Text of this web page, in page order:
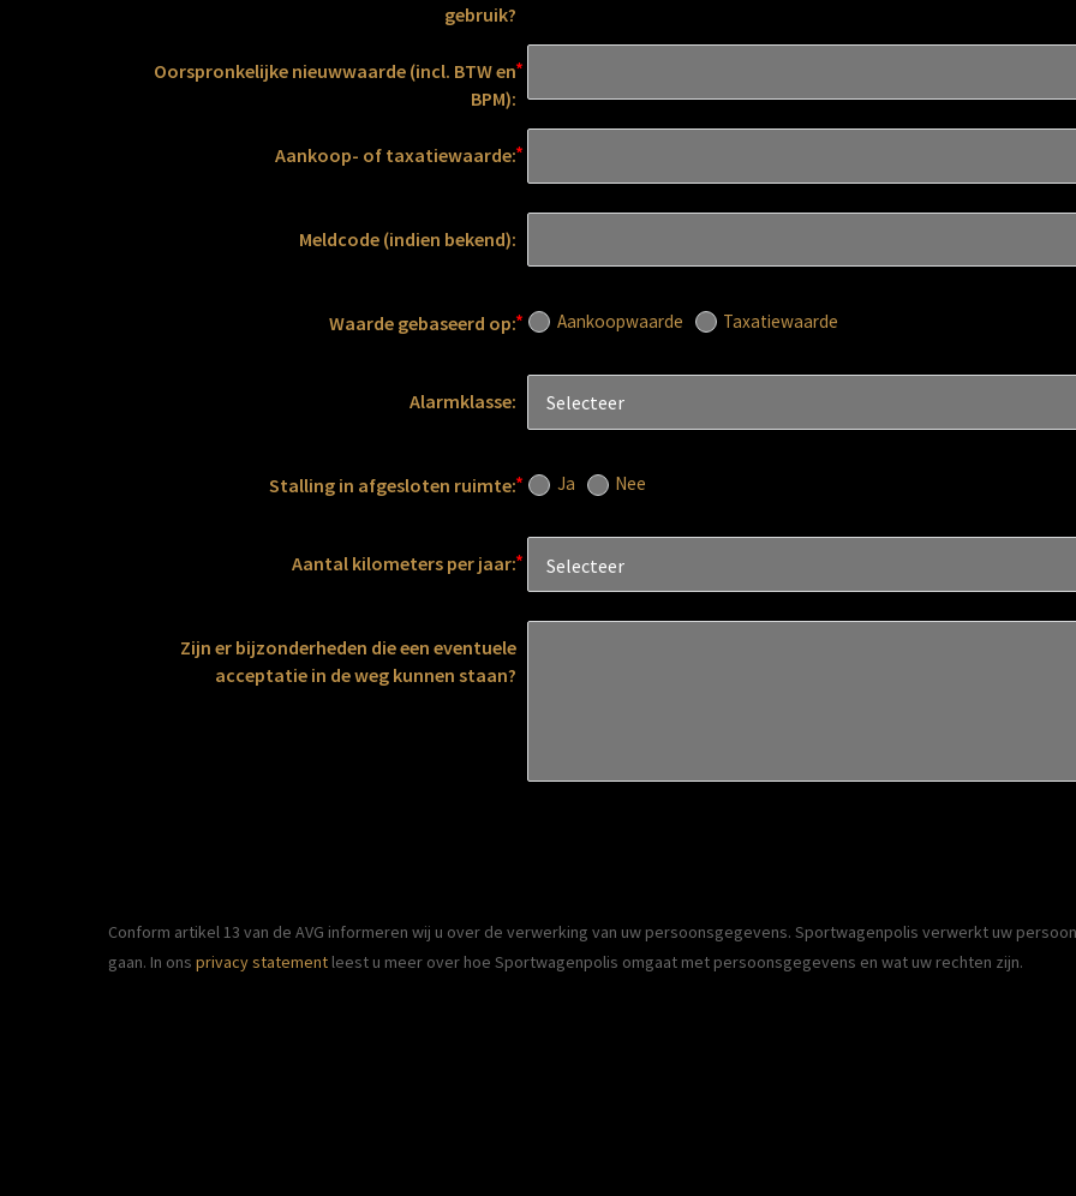
gebruik?
Oorspronkelijke nieuwwaarde (incl. BTW en
BPM):
Aankoop- of taxatiewaarde:
Meldcode (indien bekend):
Waarde gebaseerd op: Aankoopwaarde Taxatiewaarde
Alarmklasse:
Stalling in afgesloten ruimte: Ja Nee
Aantal kilometers per jaar:
Zijn er bijzonderheden die een eventuele
acceptatie in de weg kunnen staan?
Conform artikel 13 van de AVG informeren wij u over de verwerking van uw persoonsgegevens. Sportwagenpolis verwerkt uw
gaan. In ons privacy statement leest u meer over hoe Sportwagenpolis omgaat met persoonsgegevens en wat uw rechten zijn.